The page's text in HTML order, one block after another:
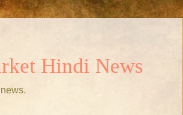
Hindi News